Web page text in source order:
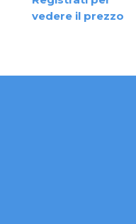
vedere il prezzo